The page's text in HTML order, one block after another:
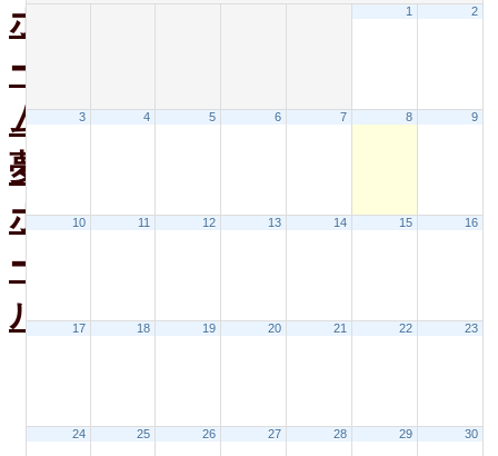
ル
ュ
大
ケ
1 2
3 4 5 6 7 8 9
10 11 12 13 14 15 16
17 18 19 20 21 22 23
24 25 26 27 28 29 30